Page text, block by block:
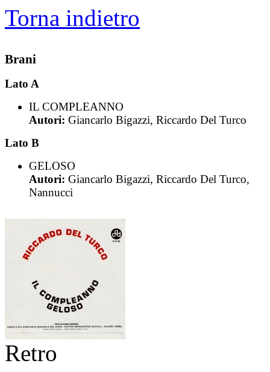
Torna indietro
Brani
Lato A
IL COMPLEANNO
Autori: Giancarlo Bigazzi, Riccardo Del Turco
Lato B
GELOSO
Autori: Giancarlo Bigazzi, Riccardo Del Turco,
Nannucci
Retro